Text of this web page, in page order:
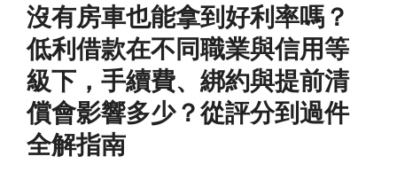
沒有房車也能拿到好利率嗎？
低利借款在不同職業與信用等
級下，手續費、綁約與提前清
償會影響多少？從評分到過件
全解指南